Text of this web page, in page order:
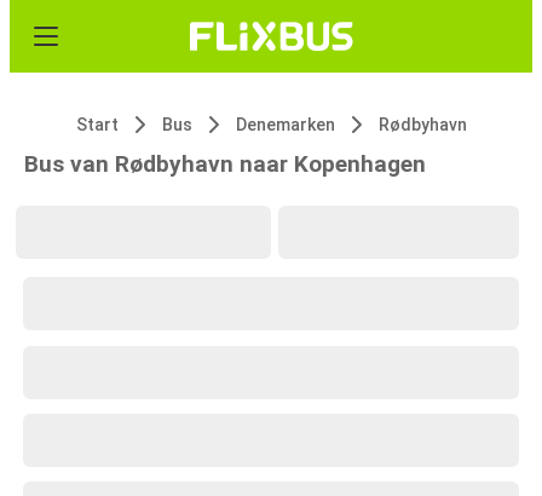
Start Bus Denemarken Rødbyhavn
Bus van Rødbyhavn naar Kopenhagen